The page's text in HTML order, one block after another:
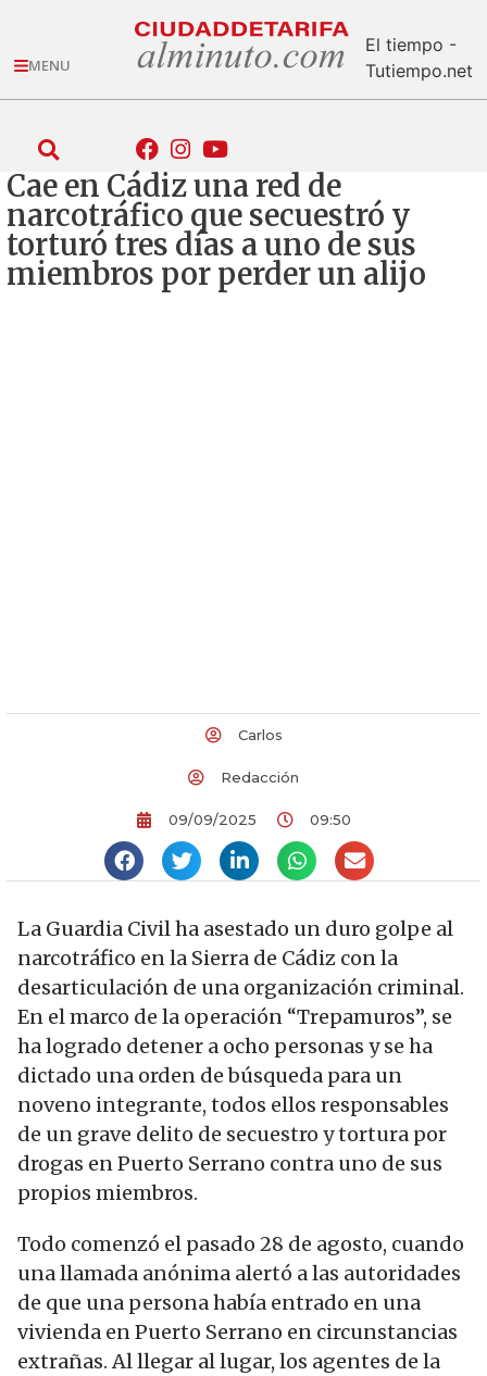
MENU
El tiempo -
Tutiempo.net
Cae en Cádiz una red de
narcotráfico que secuestró y
torturó tres días a uno de sus
miembros por perder un alijo
Carlos
Redacción
09/09/2025 09:50
La Guardia Civil ha asestado un duro golpe al
narcotráfico en la Sierra de Cádiz con la
desarticulación de una organización criminal.
En el marco de la operación “Trepamuros”, se
ha logrado detener a ocho personas y se ha
dictado una orden de búsqueda para un
noveno integrante, todos ellos responsables
de un grave delito de secuestro y tortura por
drogas en Puerto Serrano contra uno de sus
propios miembros.
Todo comenzó el pasado 28 de agosto, cuando
una llamada anónima alertó a las autoridades
de que una persona había entrado en una
vivienda en Puerto Serrano en circunstancias
extrañas. Al llegar al lugar, los agentes de la